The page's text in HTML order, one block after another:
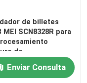
de billetes
MEI SCN8328R para
de
en
expendedoras
Enviar Consulta